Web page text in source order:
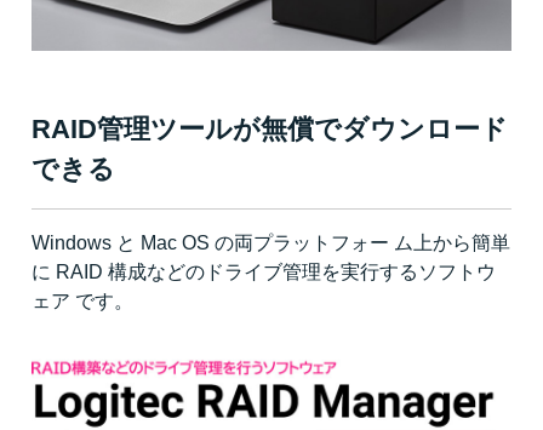
RAID管理ツールが無償でダウンロード
できる
Windows と Mac OS の両プラットフォー ム上から簡単
に RAID 構成などのドライブ管理を実行するソフトウ
ェア です。